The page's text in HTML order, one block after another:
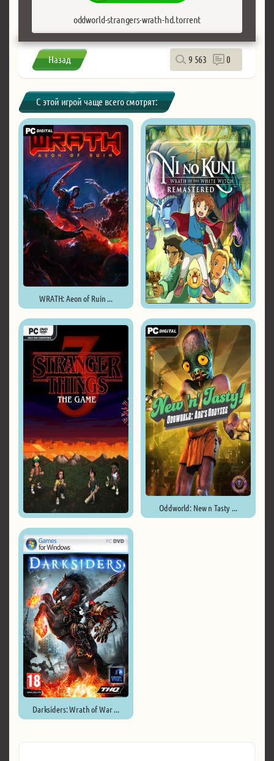
oddworld-strangers-wrath-hd.torrent
Назад 9 563 0
С этой игрой чаще всего смотрят:
WRATH: Aeon of Ruin ...
Oddworld: New n Tasty ...
Darksiders: Wrath of War ...